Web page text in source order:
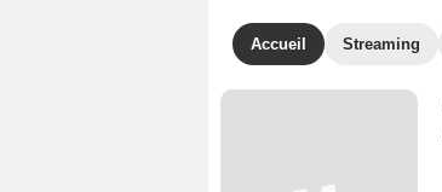
Accueil Streaming